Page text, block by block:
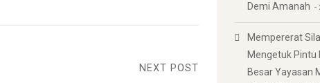
NEXT POST
Demi Amanah
Mempererat
Mengetuk Pintu
Besar Yayasan